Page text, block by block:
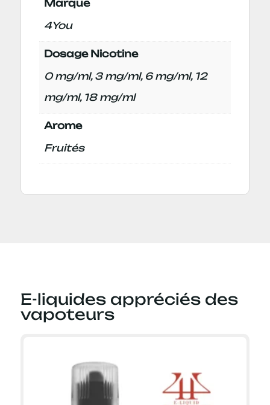
Marque
4You
Dosage Nicotine
0 mg/ml, 3 mg/ml, 6 mg/ml, 12
mg/ml, 18 mg/ml
Arome
Fruités
E-liquides appréciés des
vapoteurs